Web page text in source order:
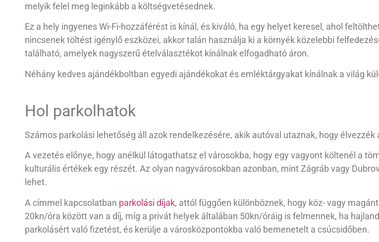
melyik felel meg leginkább a költségvetésednek.
Ez a hely ingyenes Wi-Fi-hozzáférést is kínál, és kiváló, ha egy helyet keresel, ahol
nincsenek töltést igénylő eszközei, akkor talán használja ki a környék közelebbi
található, amelyek nagyszerű ételválasztékot kínálnak elfogadható áron.
Néhány kedves ajándékboltban egyedi ajándékokat és emléktárgyakat kínálnak a világ
Hol parkolhatok
Számos parkolási lehetőség áll azok rendelkezésére, akik autóval utaznak, hogy
A vezetés előnye, hogy anélkül látogathatsz el városokba, hogy egy vagyont költenél a
kulturális értékek egy részét. Az olyan nagyvárosokban azonban, mint Zágráb vagy
lehet.
A címmel kapcsolatban parkolási díjak, attól függően különböznek, hogy köz- vagy
20kn/óra között van a díj, míg a privát helyek általában 50kn/óráig is felmennek, ha
parkolásért való fizetést, és kerülje a városközpontokba való bemenetelt a csúcsidőben.